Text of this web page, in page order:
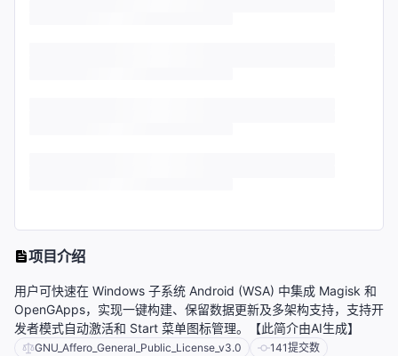
项目介绍
用户可快速在 Windows 子系统 Android (WSA) 中集成 Magisk 和
OpenGApps，实现一键构建、保留数据更新及多架构支持，支持开
发者模式自动激活和 Start 菜单图标管理。【此简介由AI生成】
GNU_Affero_General_Public_License_v3.0 141提交数